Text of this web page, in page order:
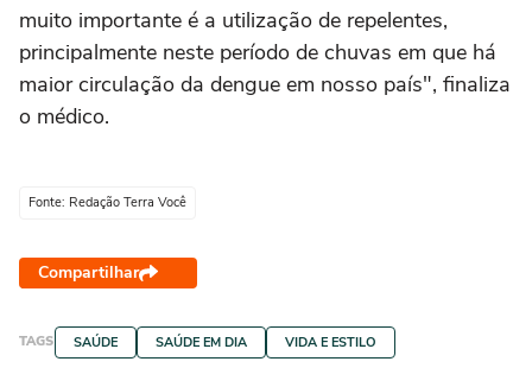
muito importante é a utilização de repelentes,
principalmente neste período de chuvas em que há
maior circulação da dengue em nosso país", finaliza
o médico.
Fonte: Redação Terra Você
Compartilhar
TAGS SAÚDE SAÚDE EM DIA VIDA E ESTILO